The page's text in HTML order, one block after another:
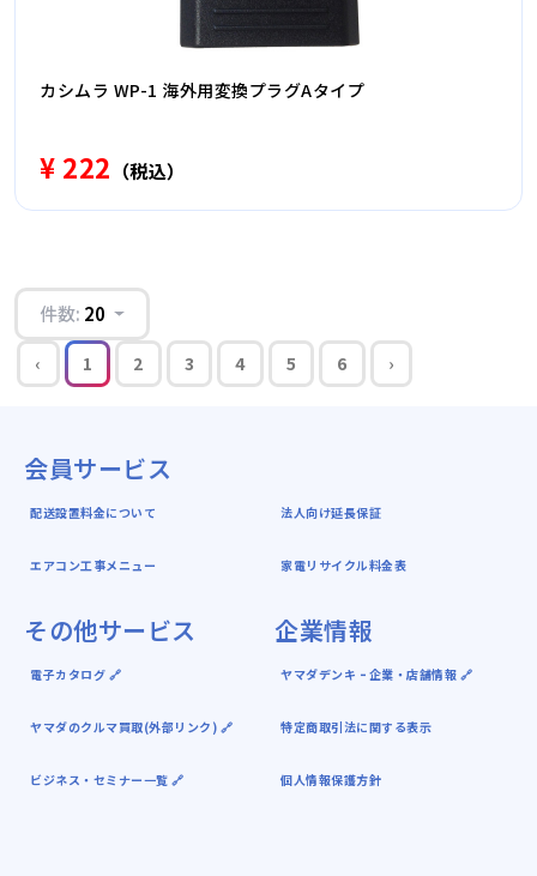
カシムラ WP-1 海外用変換プラグAタイプ
¥ 222 （税込）
件数: 20
‹ 1 2 3 4 5 6 ›
会員サービス
配送設置料金について
エアコン工事メニュー
法人向け延長保証
家電リサイクル料金表
その他サービス
電子カタログ 🔗
ヤマダのクルマ買取(外部リンク) 🔗
ビジネス・セミナー一覧 🔗
企業情報
ヤマダデンキ ｰ 企業・店舗情報 🔗
特定商取引法に関する表示
個人情報保護方針